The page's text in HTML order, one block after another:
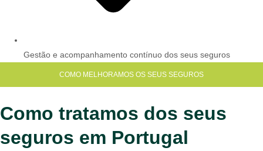
Gestão e acompanhamento contínuo dos seus seguros
COMO MELHORAMOS OS SEUS SEGUROS
Como tratamos dos seus
seguros em Portugal